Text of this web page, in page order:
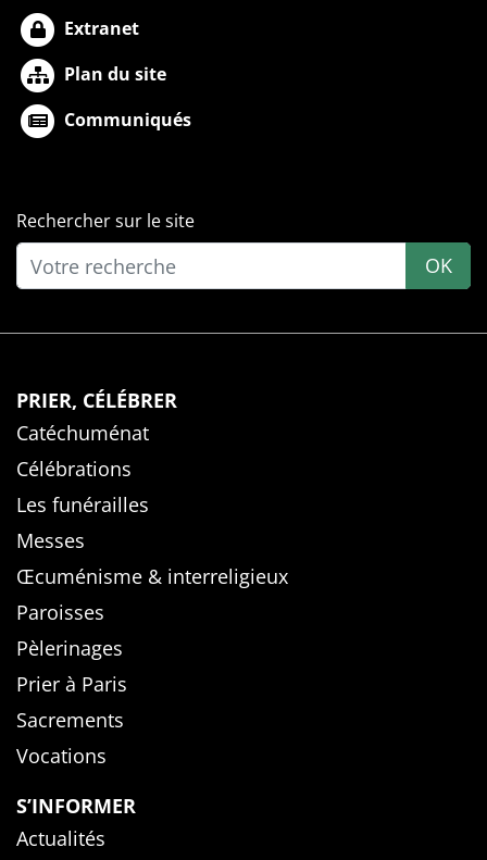
Extranet
Plan du site
Communiqués
Rechercher sur le site
OK
PRIER, CÉLÉBRER
Catéchuménat
Célébrations
Les funérailles
Messes
Œcuménisme & interreligieux
Paroisses
Pèlerinages
Prier à Paris
Sacrements
Vocations
S’INFORMER
Actualités